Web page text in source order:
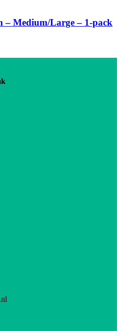
– Medium/Large – 1-pack